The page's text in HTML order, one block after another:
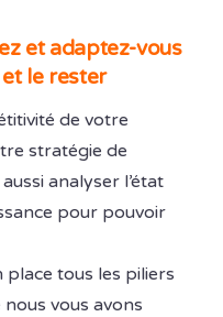
et adaptez-vous
le rester
de votre
stratégie de
analyser l’état
pour pouvoir
tous les piliers
vous avons